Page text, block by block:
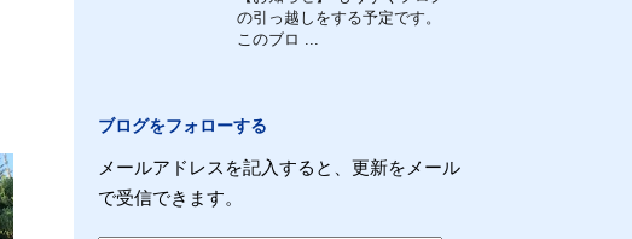
の引っ越しをする予定です。
このブロ ...
ブログをフォローする
メールアドレスを記入すると、更新をメール
で受信できます。